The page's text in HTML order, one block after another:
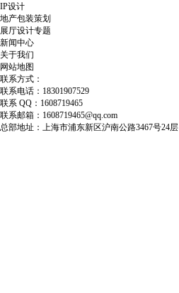
IP设计
地产包装策划
展厅设计专题
新闻中心
关于我们
网站地图
联系方式：
联系电话：18301907529
联系 QQ：1608719465
联系邮箱：1608719465@qq.com
总部地址：上海市浦东新区沪南公路3467号24层